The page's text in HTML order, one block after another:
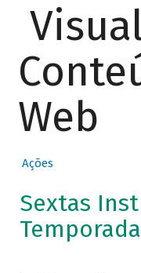
Web
Ações
Sextas